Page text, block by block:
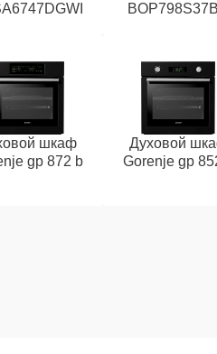
шкаф
gp 872 b
Духовой
Gorenje gp